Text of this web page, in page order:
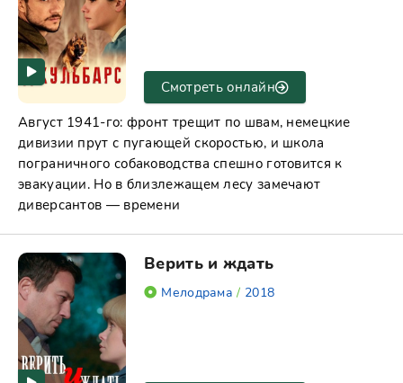
Август 1941-го: фронт трещит по швам, немецкие
дивизии прут с пугающей скоростью, и школа
пограничного собаководства спешно готовится к
эвакуации. Но в близлежащем лесу замечают
диверсантов — времени
Смотреть онлайн
Верить и ждать
Мелодрама / 2018